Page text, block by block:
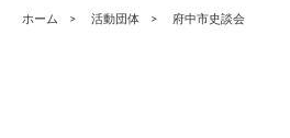
ホーム 活動団体 府中市史談会